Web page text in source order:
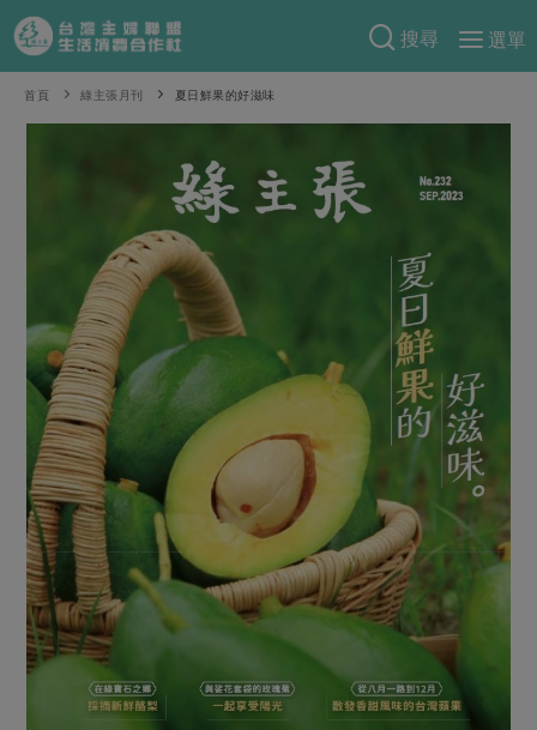
搜尋
選單
產品分類
當令水果
奶蛋豆・五穀
蛋 乳製品
豆製品
肉品・水產
畜產肉類 水產
水畜加工品
調理食材・點心
調味醬料/南北貨 烘焙
肉食
海鮮
常備菜
蔬食
蛋料理
料理方式
烘焙．點心
醬料
湯品．鍋物
預購活動
把最好的台灣味帶回家！
防災用品預購圓滿結束
2026年端午節預購圓滿結束
更多預購活動
當季產品
傳到心坎裡，誠心又澎派
合作25-經典快閃最後一週
合作25-精選產品第四彈
更多當季產品
綠主張
觀點文章
主婦食堂 一籃菜真心話
社內大小事
產品故事 生活提案
樂齡生活 親子食育
廚房瑜伽
關注議題
減硝酸鹽
非基改運動 支持本土農糧
關於合作社
認識合作社
關於我們
合作社組織
員工與求才
產品檢驗
自主把關
檢驗報告
重要公告
首頁 綠主張月刊 夏日鮮果的好滋味